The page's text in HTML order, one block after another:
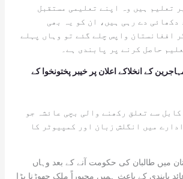
تعلیم ہیں وہ اپنے تعلیمی مستقبل
دے رہی ہیں، ان کو یہ بھی
افغانستان واپس چلے گئے تو وہاں پہلے
حاصل کرنے پر پابندی ہے۔
کے انخلاکے اعلان پر خیبر پختونخوا کے
سے تعلق رکھنے والی بچی عائشہ جو
میں انگلش زبان اور کمپیوٹر کا
میں طالبان کی حکومت آنے کے بعد وہاں
پابندی کے باعث ہمیں مجبوراً ملک چھوڑنا پڑا